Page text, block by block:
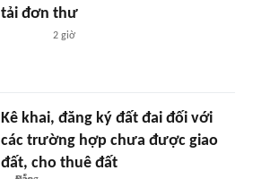
tải đơn thư
2 giờ
Kê khai, đăng ký đất đai đối với
các trường hợp chưa được giao
đất, cho thuê đất